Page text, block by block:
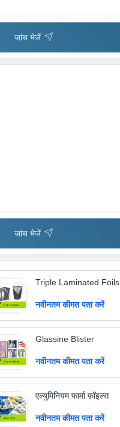
जांच भेजें
जांच भेजें
Triple Laminated Foils
नवीनतम कीमत पता करें
Glassine Blister
नवीनतम कीमत पता करें
एल्युमिनियम फार्मा फ़ॉइल्स
नवीनतम कीमत पता करें